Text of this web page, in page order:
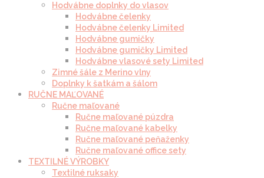
Hodvábne doplnky do vlasov
Hodvábne čelenky
Hodvábne čelenky Limited
Hodvábne gumičky
Hodvábne gumičky Limited
Hodvábne vlasové sety Limited
Zimné šále z Merino vlny
Doplnky k šatkám a šálom
RUČNE MAĽOVANÉ
Ručne maľované
Ručne maľované púzdra
Ručne maľované kabelky
Ručne maľované peňaženky
Ručne maľované office sety
TEXTILNÉ VÝROBKY
Textilné ruksaky